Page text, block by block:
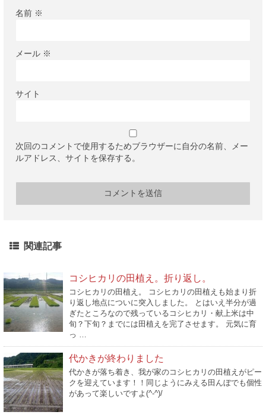
名前 ※
メール ※
サイト
次回のコメントで使用するためブラウザーに自分の名前、メー
ルアドレス、サイトを保存する。
関連記事
コシヒカリの田植え。折り返し。
コシヒカリの田植え。 コシヒカリの田植えも始まり折
り返し地点についに突入しました。 とはいえ半分が過
ぎたところなので残っているコシヒカリ・献上米は中
旬？下旬？までには田植えを完了させます。 元気に育
っ …
代かきが終わりました
代かきが落ち着き、我が家のコシヒカリの田植えがピー
クを迎えています！！同じようにみえる田んぼでも個性
があって楽しいですよ(^-^)/